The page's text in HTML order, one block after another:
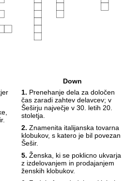
Down
1. Prenehanje dela za določen
čas zaradi zahtev delavcev; v
Šeširju največje v 30. letih 20.
stoletja.
2. Znamenita italijanska tovarna
klobukov, s katero je bil povezan
Šešir.
5. Ženska, ki se poklicno ukvarja
z izdelovanjem in prodajanjem
ženskih klobukov.